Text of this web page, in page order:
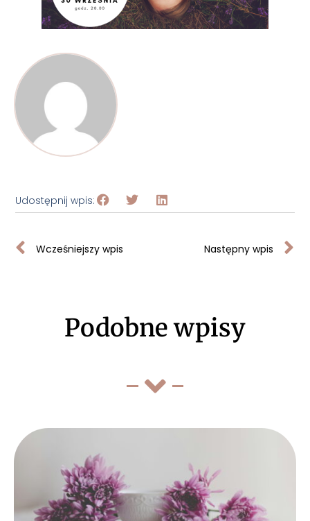
Udostępnij wpis:
Wcześniejszy wpis Następny wpis
Podobne wpisy